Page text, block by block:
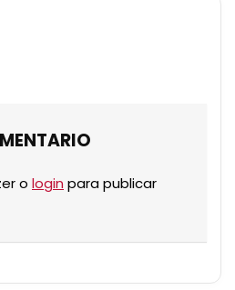
o login para publicar